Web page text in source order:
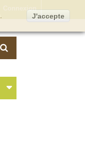
Connexion
J'accepte